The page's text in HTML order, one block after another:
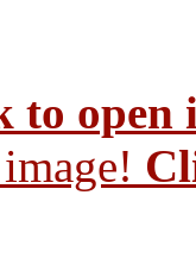
to open